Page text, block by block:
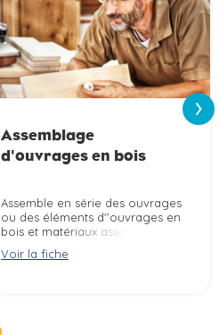
Assemblage
d'ouvrages en bois
Assemble en série des ouvrages
ou des éléments d''ouvrages en
bois et matériaux associés
panneaux, placages, ...) à partir
Voir la fiche
‹